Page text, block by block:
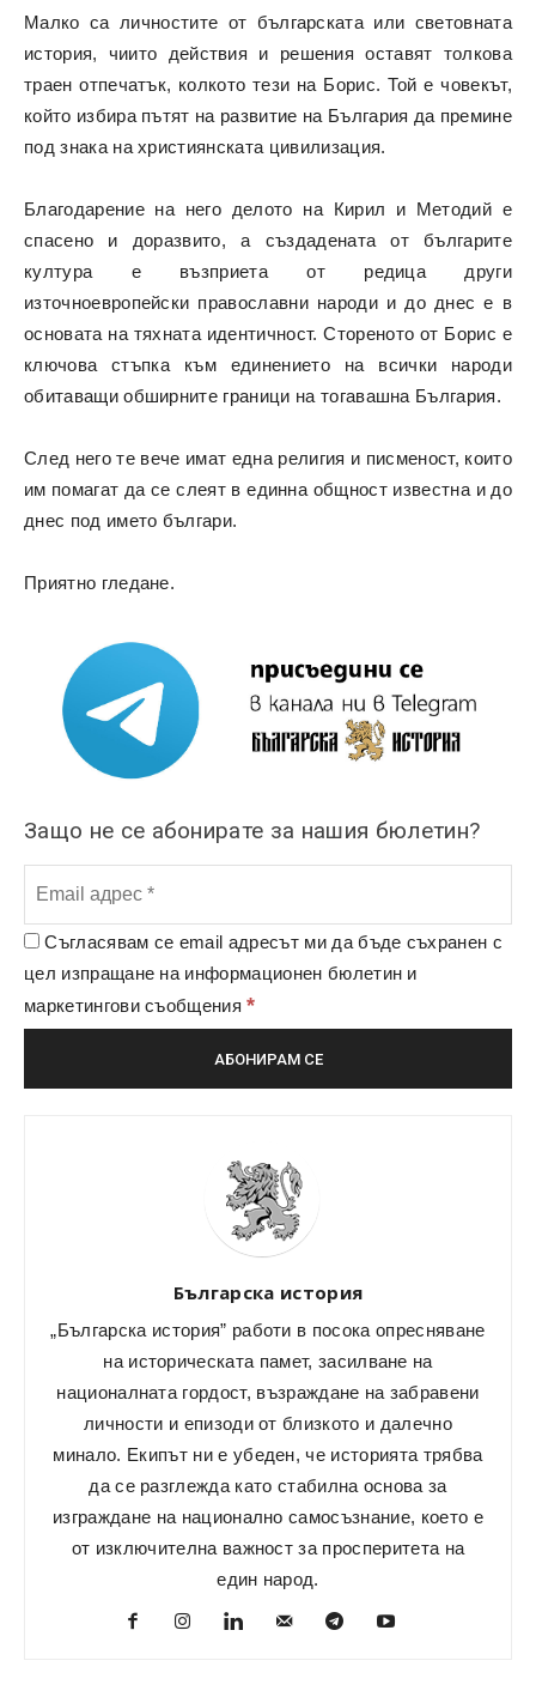
Малко са личностите от българската или световната
история, чиито действия и решения оставят толкова
траен отпечатък, колкото тези на Борис. Той е човекът,
който избира пътят на развитие на България да премине
под знака на християнската цивилизация.
Благодарение на него делото на Кирил и Методий е
спасено и доразвито, а създадената от българите
култура е възприета от редица други
източноевропейски православни народи и до днес е в
основата на тяхната идентичност. Стореното от Борис е
ключова стъпка към единението на всички народи
обитаващи обширните граници на тогавашна България.
След него те вече имат една религия и писменост, които
им помагат да се слеят в единна общност известна и до
днес под името българи.
Приятно гледане.
Защо не се абонирате за нашия бюлетин?
Съгласявам се email адресът ми да бъде съхранен с
цел изпращане на информационен бюлетин и
маркетингови съобщения*
Българска история
„Българска история” работи в посока опресняване
на историческата памет, засилване на
националната гордост, възраждане на забравени
личности и епизоди от близкото и далечно
минало. Екипът ни е убеден, че историята трябва
да се разглежда като стабилна основа за
изграждане на национално самосъзнание, което е
от изключителна важност за просперитета на
един народ.